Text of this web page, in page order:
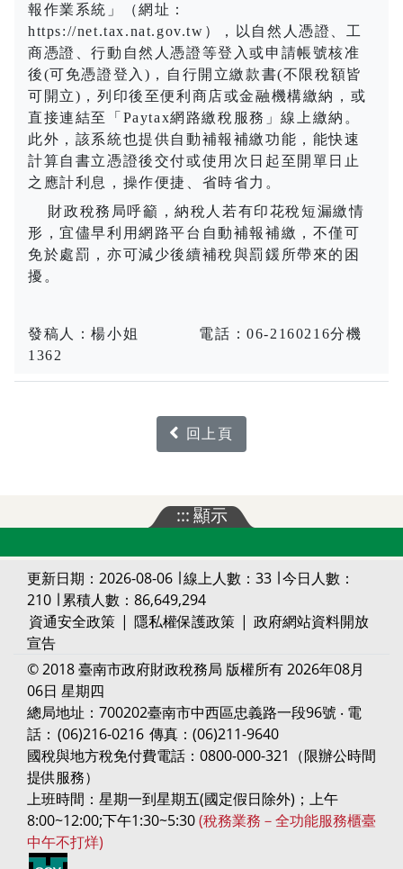
報作業系統」（網址：
https://net.tax.nat.gov.tw ），以自然人憑證、工
商憑證、行動自然人憑證等登入或申請帳號核准
後(可免憑證登入 ) ，自行開立繳款書(不限稅額皆
可開立) ，列印後至便利商店或金融機構繳納，或
直接連結至「 Paytax網路繳稅服務」線上繳納。
此外，該系統也提供自動補報補繳功能，能快速
計算自書立憑證後交付或使用次日起至開單日止
之應計利息，操作便捷、省時省力。
財政稅務局呼籲，納稅人若有印花稅短漏繳情
形，宜儘早利用網路平台自動補報補繳，不僅可
免於處罰，亦可減少後續補稅與罰鍰所帶來的困
擾。
發稿人：楊小姐 電話：06-2160216分機
1362
回上頁
:::顯示
更新日期：2026-08-06 ∣ 線上人數：33 ∣ 今日人數：
210 ∣ 累積人數：86,649,294
資通安全政策 | 隱私權保護政策 | 政府網站資料開放
宣告
© 2018 臺南市政府財政稅務局 版權所有 2026年08月
06日 星期四
總局地址：700202臺南市中西區忠義路一段96號 ‧ 電
話： (06)216-0216 傳真：(06)211-9640
國稅與地方稅免付費電話：0800-000-321（限辦公時間
提供服務）
上班時間：星期一到星期五(國定假日除外)；上午
8:00~12:00;下午1:30~5:30(稅務業務－全功能服務櫃臺
中午不打烊)